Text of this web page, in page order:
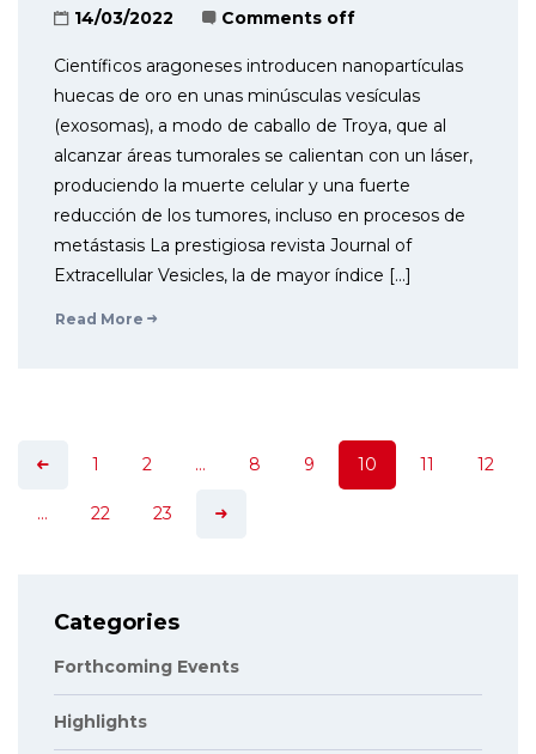
14/03/2022 Comments off
Científicos aragoneses introducen nanopartículas
huecas de oro en unas minúsculas vesículas
(exosomas), a modo de caballo de Troya, que al
alcanzar áreas tumorales se calientan con un láser,
produciendo la muerte celular y una fuerte
reducción de los tumores, incluso en procesos de
metástasis La prestigiosa revista Journal of
Extracellular Vesicles, la de mayor índice […]
Read More
1 2 … 8 9 10 11 12
… 22 23
Categories
Forthcoming Events
Highlights